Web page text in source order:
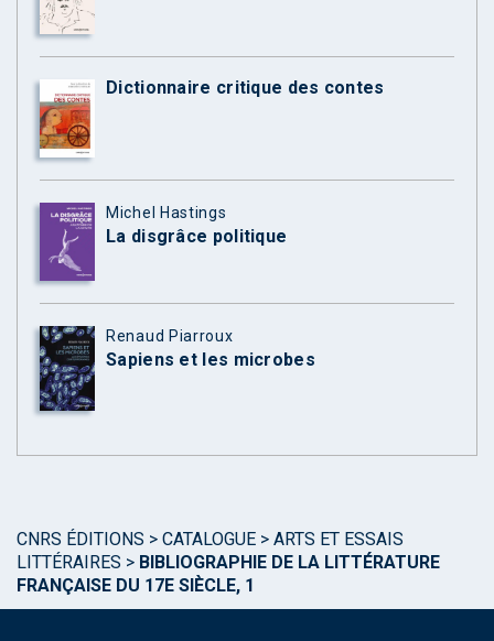
Dictionnaire critique des contes
Michel Hastings
La disgrâce politique
Renaud Piarroux
Sapiens et les microbes
CNRS ÉDITIONS > CATALOGUE > ARTS ET ESSAIS
LITTÉRAIRES > BIBLIOGRAPHIE DE LA LITTÉRATURE
FRANÇAISE DU 17E SIÈCLE, 1